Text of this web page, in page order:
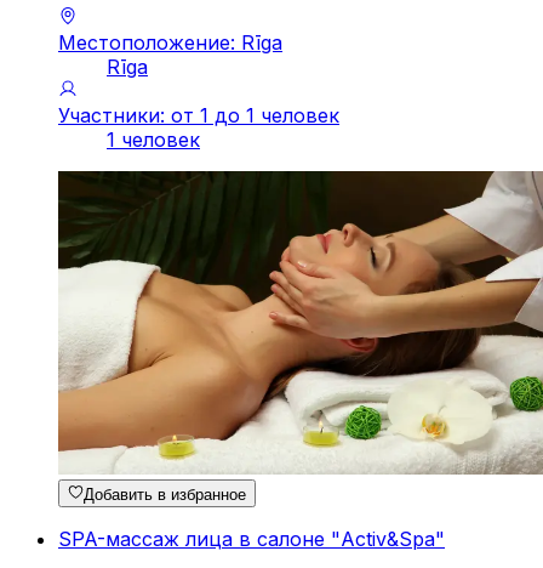
Местоположение: Rīga
Rīga
Участники: от 1 до 1 человек
1 человек
Добавить в избранное
SPA-массаж лица в салоне "Activ&Spa"